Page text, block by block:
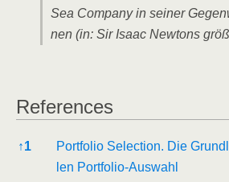
Sea Com­pa­ny in sei­ner
nen (in: Sir Isaac New­tons
Refe­ren­ces
Refe­ren­ces
↑1
Port­fo­lio Sel­ec­tion. Die
len Portfolio-Auswahl